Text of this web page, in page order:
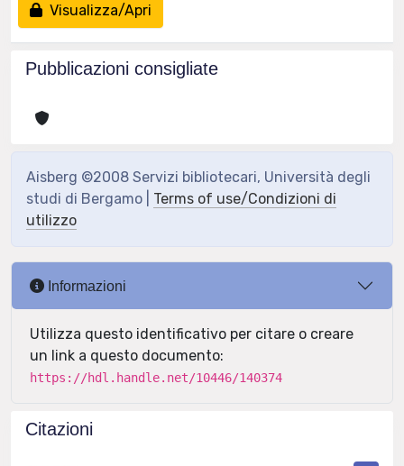
Visualizza/Apri
Pubblicazioni consigliate
Aisberg ©2008 Servizi bibliotecari, Università degli
studi di Bergamo | Terms of use/Condizioni di
utilizzo
Informazioni
Utilizza questo identificativo per citare o creare
un link a questo documento:
https://hdl.handle.net/10446/140374
Citazioni